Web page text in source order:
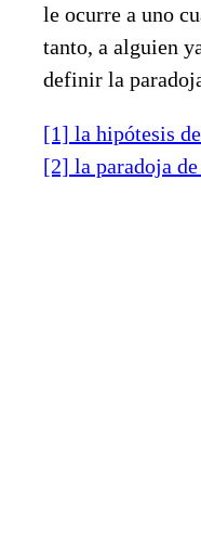
le ocurre a uno
tanto, a alguien
definir la
[1] la hipótesis
[2] la paradoja